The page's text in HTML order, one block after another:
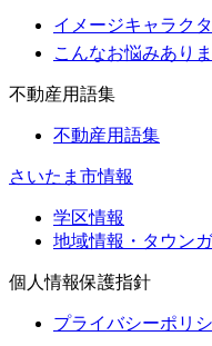
イメージキャラク
こんなお悩みあり
不動産用語集
不動産用語集
さいたま市情報
学区情報
地域情報・タウン
個人情報保護指針
プライバシーポリ